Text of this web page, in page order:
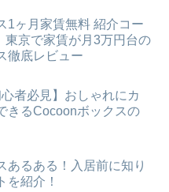
1ヶ月家賃無料 紹介コー
東京で家賃が月3万円台の
徹底レビュー
心者必見】おしゃれにカ
きるCocoonボックスの
あるある！入居前に知り
を紹介！